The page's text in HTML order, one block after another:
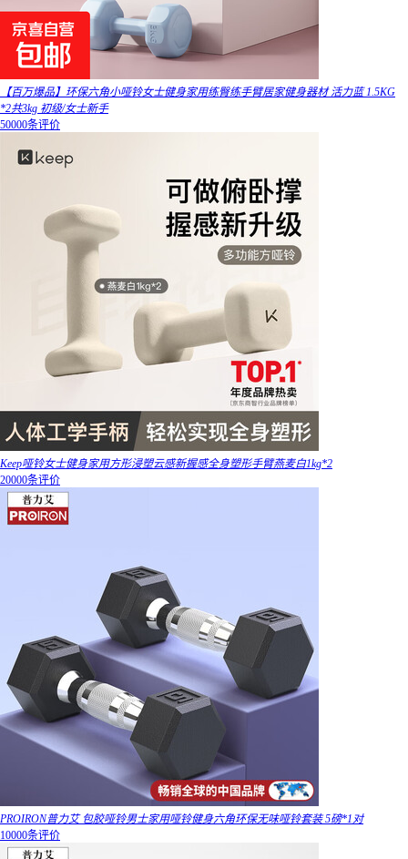
【百万爆品】环保六角小哑铃女士健身家用练臀练手臂居家健身器材 活力蓝 1.5KG
*2共3kg 初级/女士新手
50000条评价
Keep哑铃女士健身家用方形浸塑云感新握感全身塑形手臂燕麦白1kg*2
20000条评价
PROIRON普力艾 包胶哑铃男士家用哑铃健身六角环保无味哑铃套装 5磅*1对
10000条评价